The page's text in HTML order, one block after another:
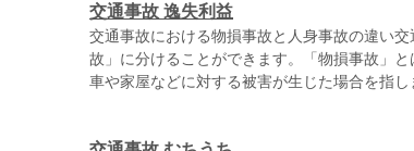
交通事故 逸失利益
交通事故における物損事故と人身事故の違い
故」に分けることができます。「物損事故」
車や家屋などに対する被害が生じた場合を指